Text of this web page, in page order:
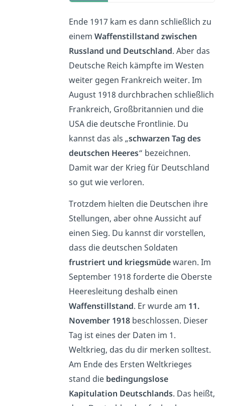
Ende 1917 kam es dann schließlich zu
einem Waffenstillstand zwischen
Russland und Deutschland. Aber das
Deutsche Reich kämpfte im Westen
weiter gegen Frankreich weiter. Im
August 1918 durchbrachen schließlich
Frankreich, Großbritannien und die
USA die deutsche Frontlinie. Du
kannst das als „schwarzen Tag des
deutschen Heeres“ bezeichnen.
Damit war der Krieg für Deutschland
so gut wie verloren.
Trotzdem hielten die Deutschen ihre
Stellungen, aber ohne Aussicht auf
einen Sieg. Du kannst dir vorstellen,
dass die deutschen Soldaten
frustriert und kriegsmüdewaren. Im
September 1918 forderte die Oberste
Heeresleitung deshalb einen
Waffenstillstand. Er wurde am 11.
November 1918beschlossen. Dieser
Tag ist eines der Daten im 1.
Weltkrieg, das du dir merken solltest.
Am Ende des Ersten Weltkrieges
stand die bedingungslose
Kapitulation Deutschlands. Das heißt,